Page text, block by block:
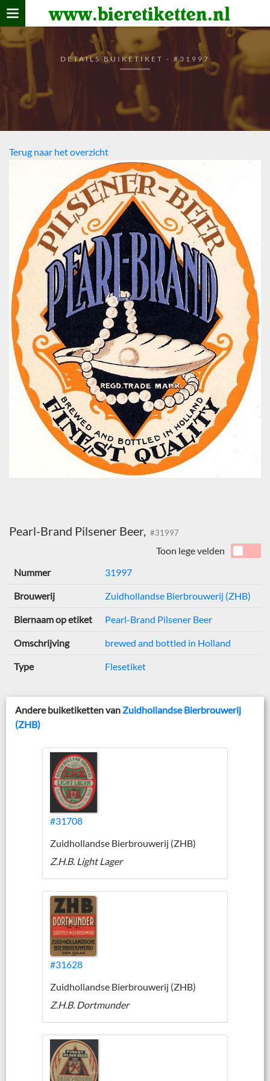
www.bieretiketten.nl
Home
verzamelen
De bierkaart
Bezoekers
DETAILS BUIKETIKET - #31997
Terug naar het overzicht
Pearl-Brand Pilsener Beer, #31997
Toon lege velden
Nummer
31997
Brouwerij Zuidhollandse Bierbrouwerij (ZHB)
Biernaam op etiket Pearl-Brand Pilsener Beer
Omschrijving brewed and bottled in Holland
Type Flesetiket
Andere buiketiketten van Zuidhollandse Bierbrouwerij
(ZHB)
#31708
Zuidhollandse Bierbrouwerij (ZHB)
Z.H.B. Light Lager
#31628
Zuidhollandse Bierbrouwerij (ZHB)
Z.H.B. Dortmunder